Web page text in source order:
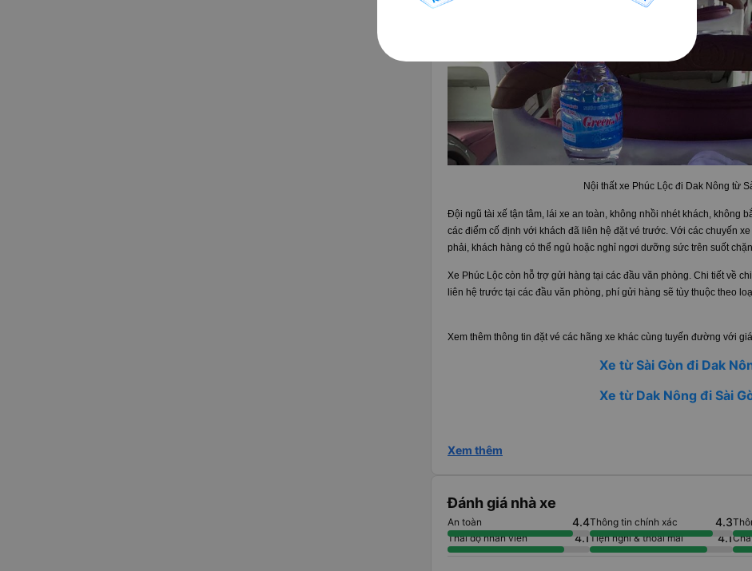
Nội thất xe Phúc Lộc đi Dak Nông từ
Đội ngũ tài xế tận tâm, lái xe an toàn, không nhồi nhét khách, không
các điểm cố định với khách đã liên hệ đặt vé trước. Với các chuyến
phải, khách hàng có thể ngủ hoặc nghỉ ngơi dưỡng sức trên suốt
Xe Phúc Lộc còn hỗ trợ gửi hàng tại các đầu văn phòng. Chi tiết về
liên hệ trước tại các đầu văn phòng, phí gửi hàng sẽ tùy thuộc theo
Xem thêm thông tin đặt vé các hãng xe khác cùng tuyến đường với
Xe từ Sài Gòn đi Dak
Xe từ Dak Nông đi Sài
Xem thêm
Đánh giá nhà xe
An toàn 4.4Thông tin chính xác 4.3
Thái độ nhân viên 4.1Tiện nghi & thoải mái 4.1